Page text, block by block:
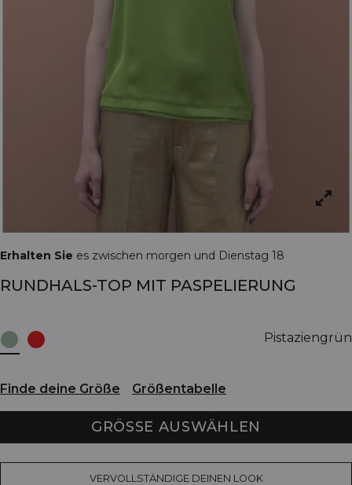
Erhalten Sie es zwischen morgen und Dienstag 18
RUNDHALS-TOP MIT PASPELIERUNG
Pistaziengrün
Finde deine Größe Größentabelle
GRÖSSE AUSWÄHLEN
VERVOLLSTÄNDIGE DEINEN LOOK